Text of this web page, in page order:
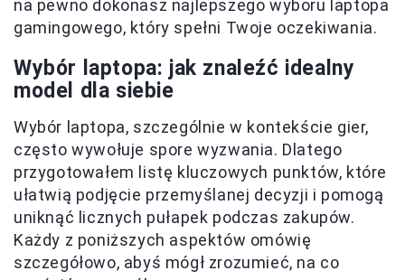
na pewno dokonasz najlepszego wyboru laptopa
gamingowego, który spełni Twoje oczekiwania.
Wybór laptopa: jak znaleźć idealny
model dla siebie
Wybór laptopa, szczególnie w kontekście gier,
często wywołuje spore wyzwania. Dlatego
przygotowałem listę kluczowych punktów, które
ułatwią podjęcie przemyślanej decyzji i pomogą
uniknąć licznych pułapek podczas zakupów.
Każdy z poniższych aspektów omówię
szczegółowo, abyś mógł zrozumieć, na co